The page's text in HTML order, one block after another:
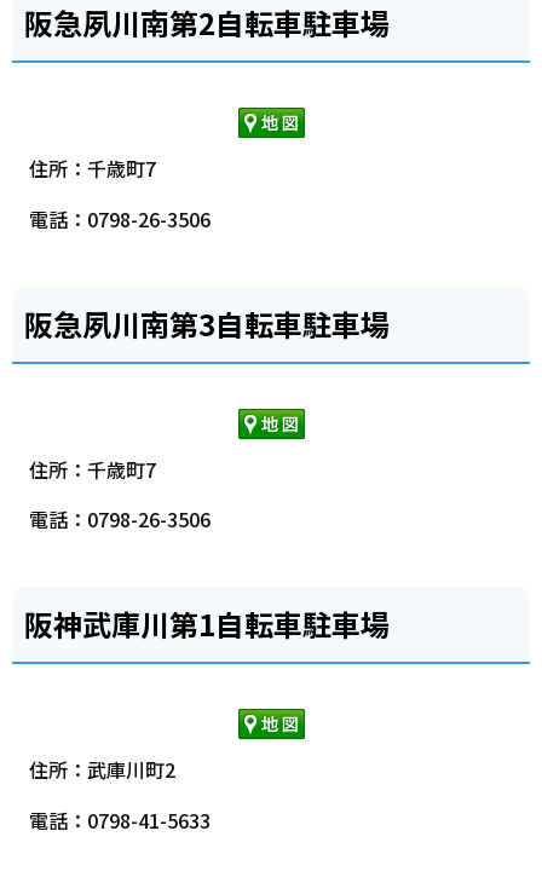
阪急夙川南第2自転車駐車場
住所：千歳町7
電話：0798-26-3506
阪急夙川南第3自転車駐車場
住所：千歳町7
電話：0798-26-3506
阪神武庫川第1自転車駐車場
住所：武庫川町2
電話：0798-41-5633